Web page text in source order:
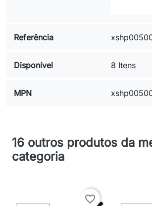
Referência
Disponível 8 Itens
MPN
16 outros produtos da
categoria
favorite_border